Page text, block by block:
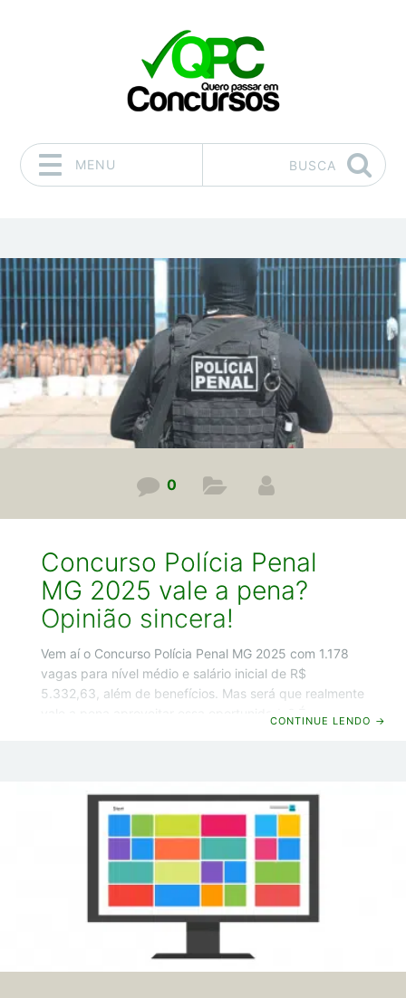
MENU BUSCA
0
Concurso Polícia Penal
MG 2025 vale a pena?
Opinião sincera!
Vem aí o Concurso Polícia Penal MG 2025 com 1.178
vagas para nível médio e salário inicial de R$
5.332,63, além de benefícios. Mas será que realmente
realmente compensa você prestar o concurso PPMG.
E agora chega de conversa e vamos começar!
Concurso Polícia Penal MG 2025: Vantagens
CONTINUE LENDO →